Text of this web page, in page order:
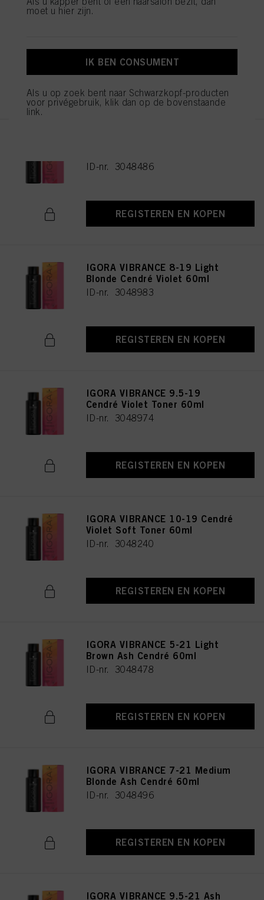
IGORA VIBRANCE 5-16 Light
REGISTEREN EN KOPEN
ID-nr. 3048486
REGISTEREN EN KOPEN
IGORA VIBRANCE 8-19 Light
Blonde Cendré Violet 60ml
ID-nr. 3048983
REGISTEREN EN KOPEN
IGORA VIBRANCE 9.5-19
Cendré Violet Toner 60ml
ID-nr. 3048974
REGISTEREN EN KOPEN
IGORA VIBRANCE 10-19 Cendré
Violet Soft Toner 60ml
ID-nr. 3048240
REGISTEREN EN KOPEN
IGORA VIBRANCE 5-21 Light
Brown Ash Cendré 60ml
ID-nr. 3048478
REGISTEREN EN KOPEN
IGORA VIBRANCE 7-21 Medium
Blonde Ash Cendré 60ml
ID-nr. 3048496
REGISTEREN EN KOPEN
IGORA VIBRANCE 9.5-21 Ash
moet u hier zijn.
IK BEN CONSUMENT
Als u op zoek bent naar Schwarzkopf-producten
voor privégebruik, klik dan op de bovenstaande
link.